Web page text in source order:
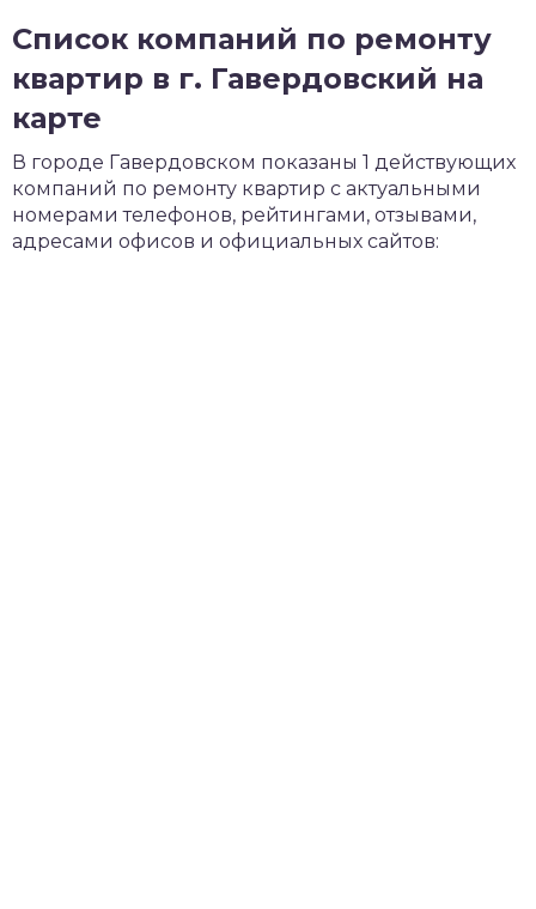
Список компаний по ремонту
квартир в г. Гавердовский на
карте
В городе Гавердовском показаны 1 действующих
компаний по ремонту квартир с актуальными
номерами телефонов, рейтингами, отзывами,
адресами офисов и официальных сайтов: